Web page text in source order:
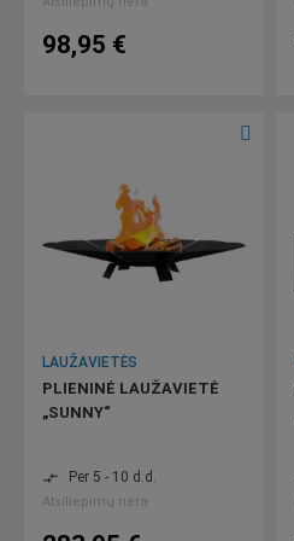
98,95 €
LAUŽAVIETĖS
PLIENINĖ LAUŽAVIETĖ
„SUNNY“
compare_arrows Per 5 - 10 d.d.
Atsiliepimų nėra